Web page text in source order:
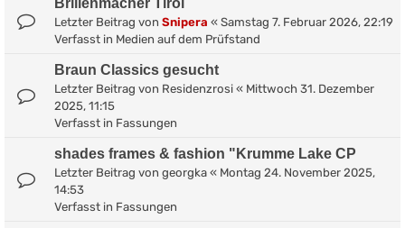
Brillenmacher Tirol
Letzter Beitrag von Snipera « Samstag 7. Februar 2026, 22:19
Verfasst in Medien auf dem Prüfstand
Braun Classics gesucht
Letzter Beitrag von Residenzrosi « Mittwoch 31. Dezember
2025, 11:15
Verfasst in Fassungen
shades frames & fashion "Krumme Lake CP
Letzter Beitrag von georgka « Montag 24. November 2025,
14:53
Verfasst in Fassungen